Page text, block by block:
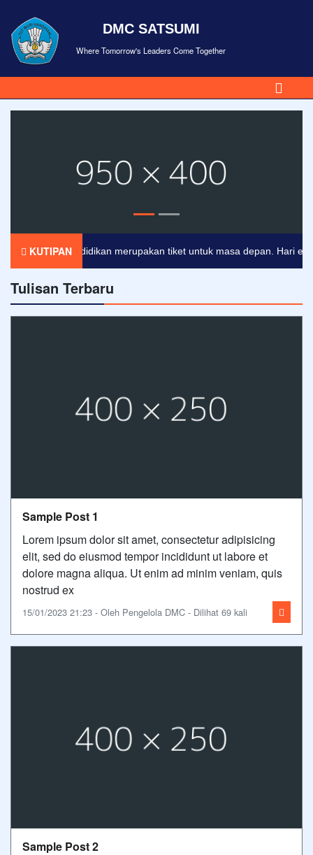
DMC SATSUMI
Where Tomorrow's Leaders Come Together
KUTIPAN
Pendidikan merupakan tiket untuk masa depan. Hari esok
Tulisan Terbaru
Sample Post 1
Lorem ipsum dolor sit amet, consectetur adipisicing
elit, sed do eiusmod tempor incididunt ut labore et
dolore magna aliqua. Ut enim ad minim veniam, quis
nostrud ex
15/01/2023 21:23 - Oleh Pengelola DMC - Dilihat 69 kali
Sample Post 2